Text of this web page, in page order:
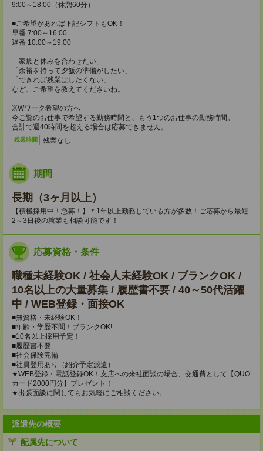
9:00～18:00（休憩60分）
■ご希望があれば下記シフトもOK！
早番 7:00～16:00
遅番 10:00～19:00
「家族と休みを合わせたい」
「余裕を持って夕飯の準備がしたい」
「できれば残業はしたくない」
など、ご希望を教えてくださいね。
※Wワーク希望の方へ
今ご覧のお仕事で希望する勤務時間と、もう1つのお仕事の勤務時間。
合計で週40時間を超える場合は応募できません。
残業時間 残業なし
期間
長期（3ヶ月以上）
【積極採用中！急募！】＊1年以上勤務している方が多数！ご応募から最短
2～3日後の就業も相談可能です！
応募資格・条件
職種未経験OK / 社会人未経験OK / ブランクOK /
10名以上の大量募集 / 履歴書不要 / 40～50代活躍
中 / WEB登録・面接OK
■無資格・未経験OK！
■年齢・学歴不問！ブランクOK!
■10名以上採用予定！
■履歴書不要
■社会保険完備
■社員登用あり（紹介予定派遣）
★WEB登録・電話登録OK！支店への来社面談の場合、交通費として【QUO
カード2000円分】プレゼント！
★出張面談に関してもお気軽にご相談ください。
派遣先の概要
配属先について